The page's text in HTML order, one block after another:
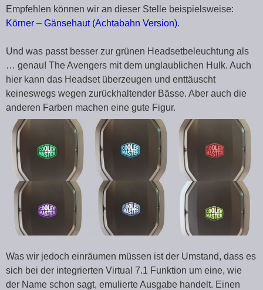
Empfehlen können wir an dieser Stelle beispielsweise:
Körner – Gänsehaut (Achtabahn Version).
Und was passt besser zur grünen Headsetbeleuchtung als
… genau! The Avengers mit dem unglaublichen Hulk. Auch
hier kann das Headset überzeugen und enttäuscht
keineswegs wegen zurückhaltender Bässe. Aber auch die
anderen Farben machen eine gute Figur.
Was wir jedoch einräumen müssen ist der Umstand, dass es
sich bei der integrierten Virtual 7.1 Funktion um eine, wie
der Name schon sagt, emulierte Ausgabe handelt. Einen